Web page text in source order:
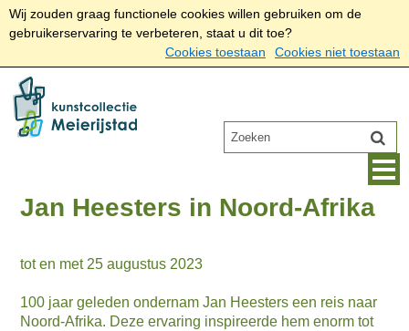
Wij zouden graag functionele cookies willen gebruiken om de
gebruikerservaring te verbeteren, staat u dit toe?
Cookies toestaan
Cookies niet toestaan
Jan Heesters in Noord-Afrika
tot en met 25 augustus 2023
100 jaar geleden ondernam Jan Heesters een reis naar
Noord-Afrika. Deze ervaring inspireerde hem enorm tot